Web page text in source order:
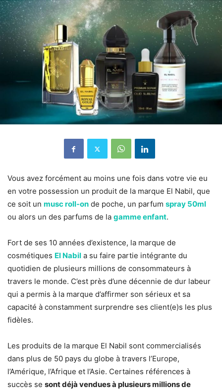
Vous avez forcément au moins une fois dans votre vie eu
en votre possession un produit de la marque El Nabil, que
ce soit un musc roll-on de poche, un parfum spray 50ml
ou alors un des parfums de la gamme enfant.
Fort de ses 10 années d’existence, la marque de
cosmétiques El Nabil a su faire partie intégrante du
quotidien de plusieurs millions de consommateurs à
travers le monde. C’est près d’une décennie de dur labeur
qui a permis à la marque d’affirmer son sérieux et sa
capacité à constamment surprendre ses client(e)s les plus
fidèles.
Les produits de la marque El Nabil sont commercialisés
dans plus de 50 pays du globe à travers l’Europe,
l’Amérique, l’Afrique et l’Asie. Certaines références à
succès se sont déjà vendues à plusieurs millions de